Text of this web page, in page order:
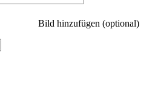
Bild hinzufügen (optional)